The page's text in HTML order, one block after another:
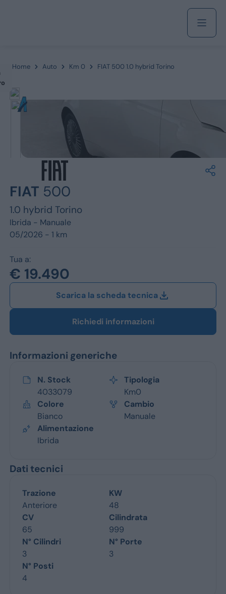
Acquista
Azienda
Renault
Ford
Home Auto Km 0 FIAT 500 1.0 hybrid Torino
FIAT 500
1.0 hybrid Torino
Ibrida - Manuale
05/2026 - 1 km
Tua a:
€ 19.490
Scarica la scheda tecnica
Richiedi informazioni
Informazioni generiche
N. Stock
4033079
Tipologia
Km0
Colore
Bianco
Cambio
Manuale
Alimentazione
Ibrida
Dati tecnici
Trazione
Anteriore
KW
48
CV
65
Cilindrata
999
N° Cilindri
3
N° Porte
3
N° Posti
4